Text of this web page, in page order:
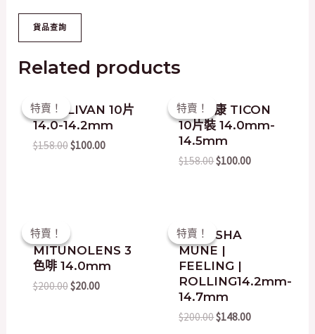
Related products
特賣！
特賣！
QUINLIVAN 10片
14.0-14.2mm
$158.00
price
was:
$158.00.
$100.00
price
is:
$100.00.
特賣！
特賣！
台灣帝康 TICON
10片裝 14.0mm-
14.5mm
$158.00
price
was:
$158.00.
$100.00
price
is:
特賣！
特賣！
韓國
MITUNOLENS 3
色啡 14.0mm
$200.00
price
was:
$200.00.
$20.00
is:
$20.00.
特賣！
特賣！
韓國 I-SHA
MUNE |
FEELING |
ROLLING14.2mm-
14.7mm
$200.00
price
was:
$200.00.
$148.00